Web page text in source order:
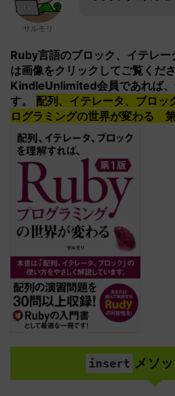
サルモリ
Ruby言語のブロック、イテレ
は画像をクリックしてご覧くだ
KindleUnlimited会員であれば、
す。
配列、イテレータ、ブロッ
ログラミングの世界が変わる
insert メソ